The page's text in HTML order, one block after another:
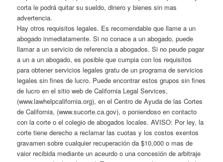
corta le podrá quitar su sueldo, dinero y bienes sin mas
advertencia.
Hay otros requisitos legales. Es recomendable que llame a un
abogado inmediatamente. Si no conace a un abogado, puede
llamar a un servicio de referencia a abogados. Si no peude pagar
a un a un abogado, es posible que cumpia con los requisitos
para obtener servicios legales gratu de un programa de servicios
legales sin fines de lucro. Puede encontrar estos grupos sin fines
de lucro en el sitio web de California Legal Services,
(www.lawhelpcalifornia.org), en el Centro de Ayuda de las Cortes
de California, (www.sucorte.ca.gov), o poniendoso en contacto
con la corte o el colegio de abogados locales. AVISO: Por ley, la
corte tiene derecho a reclamar las cuotas y los costos exentos
gravamen sobre cualquier recuperación da $10,000 o mas de
vaior recibida mediante un aceurdo o una concesión de arbitraje